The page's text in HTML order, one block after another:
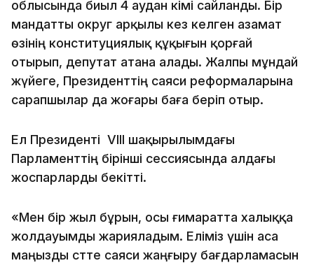
облысында биыл 4 аудан әкімі сайланды. Бір
мандатты округ арқылы кез келген азамат
өзінің конституциялық құқығын қорғай
отырып, депутат атана алады. Жалпы мұндай
жүйеге, Президенттің саяси реформаларына
сарапшылар да жоғары баға беріп отыр.
Ел Президенті VIII шақырылымдағы
Парламенттің бірінші сессиясында алдағы
жоспарларды бекітті.
«Мен бір жыл бұрын, осы ғимаратта халыққа
жолдауымды жарияладым. Еліміз үшін аса
маңызды сәтте саяси жаңғыру бағдарламасын